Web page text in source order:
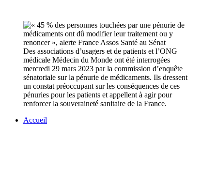
Des associations d’usagers et de patients et l’ONG
médicale Médecin du Monde ont été interrogées
mercredi 29 mars 2023 par la commission d’enquête
sénatoriale sur la pénurie de médicaments. Ils dressent
un constat préoccupant sur les conséquences de ces
pénuries pour les patients et appellent à agir pour
renforcer la souveraineté sanitaire de la France.
Accueil